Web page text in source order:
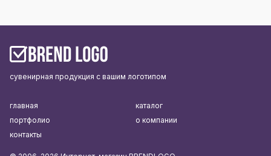
сувенирная продукция с вашим логотипом
главная
каталог
портфолио
о компании
контакты